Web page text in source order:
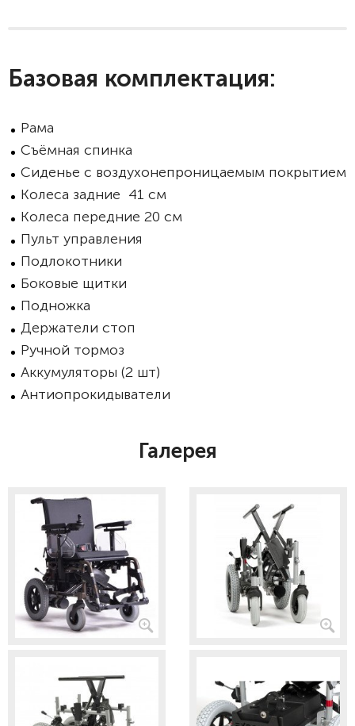
Базовая комплектация:
Рама
Съёмная спинка
Сиденье с воздухонепроницаемым покрытием
Колеса задние 41 см
Колеса передние 20 см
Пульт управления
Подлокотники
Боковые щитки
Подножка
Держатели стоп
Ручной тормоз
Аккумуляторы (2 шт)
Антиопрокидыватели
Галерея